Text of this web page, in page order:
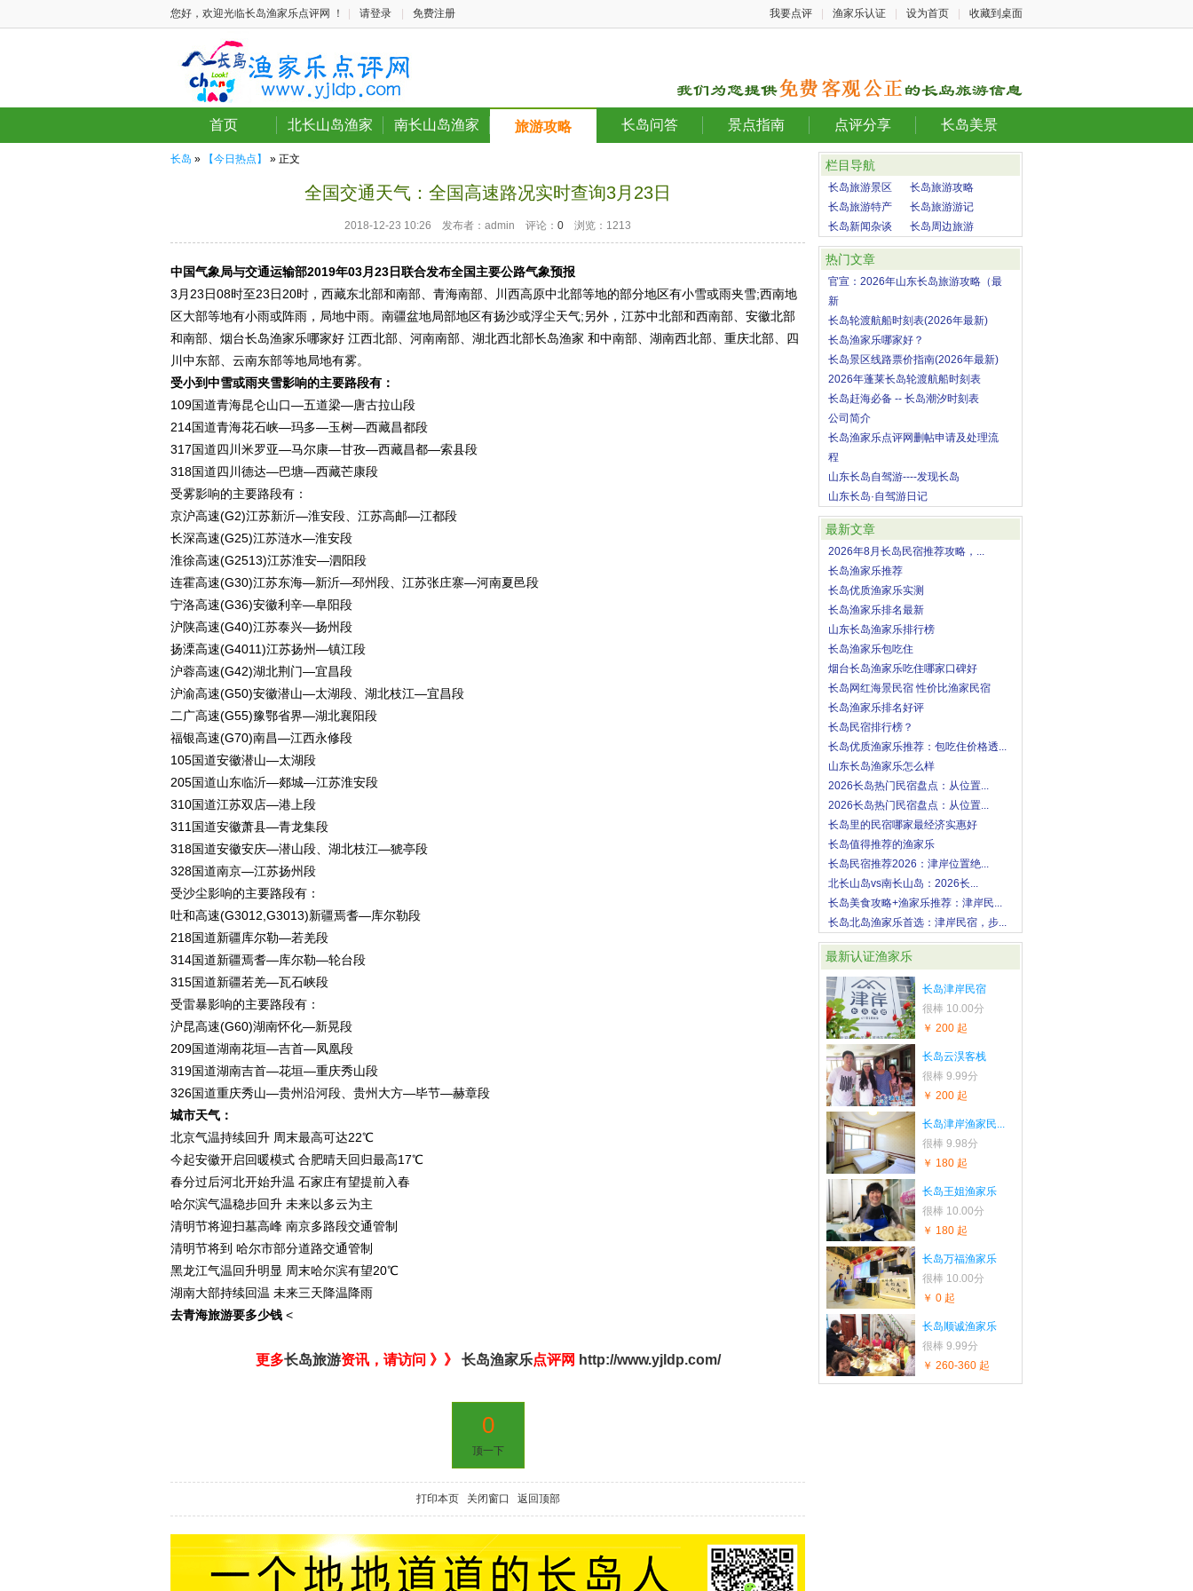
您好，欢迎光临长岛渔家乐点评网 ！ 请登录 免费注册 我要点评 渔家乐认证 设为首页 收藏到桌面
首页 北长山岛渔家 南长山岛渔家 旅游攻略 长岛问答 景点指南 点评分享 长岛美景
长岛 » 【今日热点】 » 正文
全国交通天气：全国高速路况实时查询3月23日
2018-12-23 10:26 发布者：admin 评论： 0 浏览：1213
中国气象局与交通运输部2019年03月23日联合发布全国主要公路气象预报
3月23日08时至23日20时，西藏东北部和南部、青海南部、川西高原中北部等地的部分地区有小雪或雨夹雪;西南地
区大部等地有小雨或阵雨，局地中雨。南疆盆地局部地区有扬沙或浮尘天气;另外，江苏中北部和西南部、安徽北部
和南部、烟台长岛渔家乐哪家好 江西北部、河南南部、湖北西北部长岛渔家 和中南部、湖南西北部、重庆北部、四
川中东部、云南东部等地局地有雾。
受小到中雪或雨夹雪影响的主要路段有：
109国道青海昆仑山口—五道梁—唐古拉山段
214国道青海花石峡—玛多—玉树—西藏昌都段
317国道四川米罗亚—马尔康—甘孜—西藏昌都—索县段
318国道四川德达—巴塘—西藏芒康段
受雾影响的主要路段有：
京沪高速(G2)江苏新沂—淮安段、江苏高邮—江都段
长深高速(G25)江苏涟水—淮安段
淮徐高速(G2513)江苏淮安—泗阳段
连霍高速(G30)江苏东海—新沂—邳州段、江苏张庄寨—河南夏邑段
宁洛高速(G36)安徽利辛—阜阳段
沪陕高速(G40)江苏泰兴—扬州段
扬溧高速(G4011)江苏扬州—镇江段
沪蓉高速(G42)湖北荆门—宜昌段
沪渝高速(G50)安徽潜山—太湖段、湖北枝江—宜昌段
二广高速(G55)豫鄂省界—湖北襄阳段
福银高速(G70)南昌—江西永修段
105国道安徽潜山—太湖段
205国道山东临沂—郯城—江苏淮安段
310国道江苏双店—港上段
311国道安徽萧县—青龙集段
318国道安徽安庆—潜山段、湖北枝江—猇亭段
328国道南京—江苏扬州段
受沙尘影响的主要路段有：
吐和高速(G3012,G3013)新疆焉耆—库尔勒段
218国道新疆库尔勒—若羌段
314国道新疆焉耆—库尔勒—轮台段
315国道新疆若羌—瓦石峡段
受雷暴影响的主要路段有：
沪昆高速(G60)湖南怀化—新晃段
209国道湖南花垣—吉首—凤凰段
319国道湖南吉首—花垣—重庆秀山段
326国道重庆秀山—贵州沿河段、贵州大方—毕节—赫章段
城市天气：
北京气温持续回升 周末最高可达22℃
今起安徽开启回暖模式 合肥晴天回归最高17℃
春分过后河北开始升温 石家庄有望提前入春
哈尔滨气温稳步回升 未来以多云为主
清明节将迎扫墓高峰 南京多路段交通管制
清明节将到 哈尔市部分道路交通管制
黑龙江气温回升明显 周末哈尔滨有望20℃
湖南大部持续回温 未来三天降温降雨
去青海旅游要多少钱 <
更多长岛旅游资讯，请访问 》》 长岛渔家乐点评网 http://www.yjldp.com/
0
顶一下
打印本页 关闭窗口 返回顶部
栏目导航
长岛旅游景区
长岛旅游攻略
长岛旅游特产
长岛旅游游记
长岛新闻杂谈
长岛周边旅游
热门文章
官宣：2026年山东长岛旅游攻略（最
新
长岛轮渡航船时刻表(2026年最新)
长岛渔家乐哪家好？
长岛景区线路票价指南(2026年最新)
2026年蓬莱长岛轮渡航船时刻表
长岛赶海必备 -- 长岛潮汐时刻表
公司简介
长岛渔家乐点评网删帖申请及处理流
程
山东长岛自驾游----发现长岛
山东长岛·自驾游日记
最新文章
2026年8月长岛民宿推荐攻略，...
长岛渔家乐推荐
长岛优质渔家乐实测
长岛渔家乐排名最新
山东长岛渔家乐排行榜
长岛渔家乐包吃住
烟台长岛渔家乐吃住哪家口碑好
长岛网红海景民宿 性价比渔家民宿
长岛渔家乐排名好评
长岛民宿排行榜？
长岛优质渔家乐推荐：包吃住价格透...
山东长岛渔家乐怎么样
2026长岛热门民宿盘点：从位置...
2026长岛热门民宿盘点：从位置...
长岛里的民宿哪家最经济实惠好
长岛值得推荐的渔家乐
长岛民宿推荐2026：津岸位置绝...
北长山岛vs南长山岛：2026长...
长岛美食攻略+渔家乐推荐：津岸民...
长岛北岛渔家乐首选：津岸民宿，步...
最新认证渔家乐
长岛津岸民宿
很棒 10.00分
￥ 200 起
长岛云淏客栈
很棒 9.99分
￥ 200 起
长岛津岸渔家民...
很棒 9.98分
￥ 180 起
长岛王姐渔家乐
很棒 10.00分
￥ 180 起
长岛万福渔家乐
很棒 10.00分
￥ 0 起
长岛顺诚渔家乐
很棒 9.99分
￥ 260-360 起